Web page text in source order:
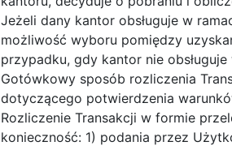
Jeżeli dany kantor obsługuje w
możliwość wyboru pomiędzy
przypadku, gdy kantor nie
Gotówkowy sposób rozliczenia
dotyczącego potwierdzenia
Rozliczenie Transakcji w formie
konieczność: 1) podania przez